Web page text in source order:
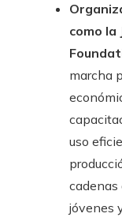
como la
marcha
uso
cadenas
jóvenes